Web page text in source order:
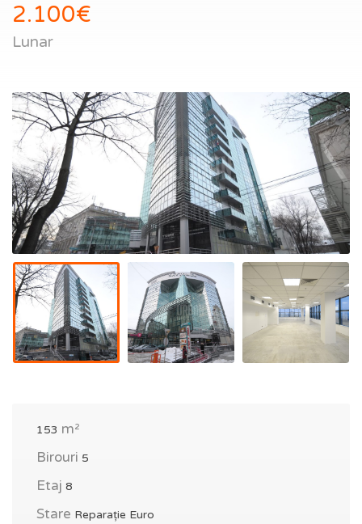
2.100€
Lunar
153 m²
Birouri 5
Etaj 8
Stare Reparație Euro